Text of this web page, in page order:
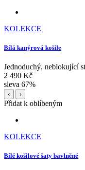
KOLEKCE
Bílá kanýrová košile
Jednoduchý, neblokující
2 490 Kč
sleva 67%
‹ ›
Přidat k oblíbeným
KOLEKCE
Bílé košilové šaty bavlněné